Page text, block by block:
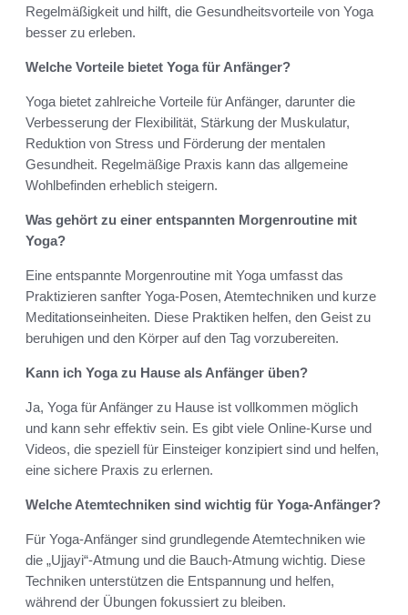
Regelmäßigkeit und hilft, die Gesundheitsvorteile von Yoga
besser zu erleben.
Welche Vorteile bietet Yoga für Anfänger?
Yoga bietet zahlreiche Vorteile für Anfänger, darunter die
Verbesserung der Flexibilität, Stärkung der Muskulatur,
Reduktion von Stress und Förderung der mentalen
Gesundheit. Regelmäßige Praxis kann das allgemeine
Wohlbefinden erheblich steigern.
Was gehört zu einer entspannten Morgenroutine mit
Yoga?
Eine entspannte Morgenroutine mit Yoga umfasst das
Praktizieren sanfter Yoga-Posen, Atemtechniken und kurze
Meditationseinheiten. Diese Praktiken helfen, den Geist zu
beruhigen und den Körper auf den Tag vorzubereiten.
Kann ich Yoga zu Hause als Anfänger üben?
Ja, Yoga für Anfänger zu Hause ist vollkommen möglich
und kann sehr effektiv sein. Es gibt viele Online-Kurse und
Videos, die speziell für Einsteiger konzipiert sind und helfen,
eine sichere Praxis zu erlernen.
Welche Atemtechniken sind wichtig für Yoga-Anfänger?
Für Yoga-Anfänger sind grundlegende Atemtechniken wie
die „Ujjayi“-Atmung und die Bauch-Atmung wichtig. Diese
Techniken unterstützen die Entspannung und helfen,
während der Übungen fokussiert zu bleiben.